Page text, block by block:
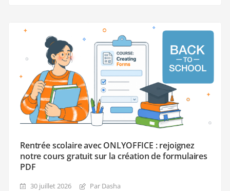
Rentrée scolaire avec ONLYOFFICE : rejoignez
notre cours gratuit sur la création de formulaires
PDF
30 juillet 2026 Par Dasha